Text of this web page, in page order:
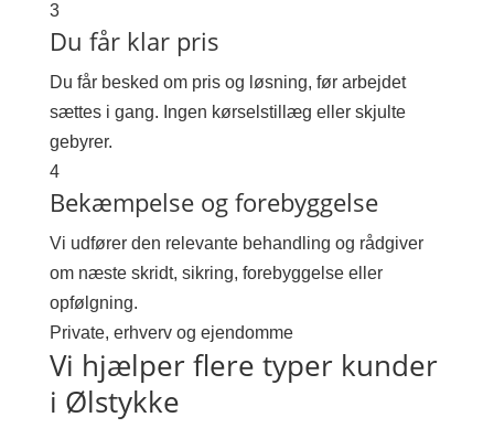
3
Du får klar pris
Du får besked om pris og løsning, før arbejdet
sættes i gang. Ingen kørselstillæg eller skjulte
gebyrer.
4
Bekæmpelse og forebyggelse
Vi udfører den relevante behandling og rådgiver
om næste skridt, sikring, forebyggelse eller
opfølgning.
Private, erhverv og ejendomme
Vi hjælper flere typer kunder
i Ølstykke